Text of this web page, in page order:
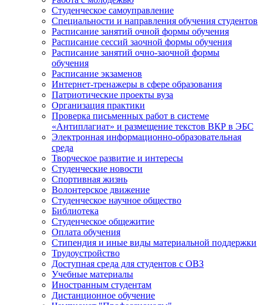
Студенческое самоуправление
Специальности и направления обучения студентов
Расписание занятий очной формы обучения
Расписание сессий заочной формы обучения
Расписание занятий очно-заочной формы
обучения
Расписание экзаменов
Интернет-тренажеры в сфере образования
Патриотические проекты вуза
Организация практики
Проверка письменных работ в системе
«Антиплагиат» и размещение текстов ВКР в ЭБС
Электронная информационно-образовательная
среда
Творческое развитие и интересы
Студенческие новости
Спортивная жизнь
Волонтерское движение
Студенческое научное общество
Библиотека
Студенческое общежитие
Оплата обучения
Стипендия и иные виды материальной поддержки
Трудоустройство
Доступная среда для студентов с ОВЗ
Учебные материалы
Иностранным студентам
Дистанционное обучение